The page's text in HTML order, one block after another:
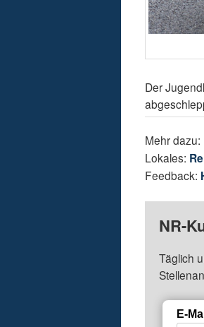
Der
Mehr dazu:
Lokales:
Feedback:
NR-
Täglich
E-